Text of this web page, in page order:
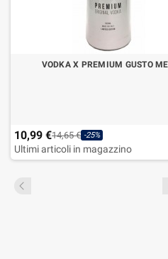
VODKA X PREMIUM GUSTO
10,99 €14,65 € -25%
Ultimi articoli in magazzino